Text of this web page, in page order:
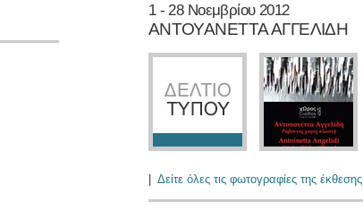
1 - 28 Νοεμβρίου 2012
ΑΝΤΟΥΑΝΕΤΤΑ ΑΓΓΕΛΙΔΗ
Δείτε όλες τις φωτογραφίες της έκθεσης